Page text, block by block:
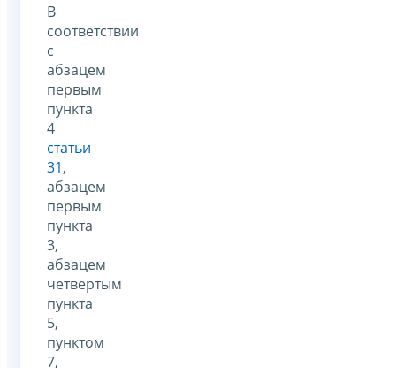
В
соответствии
с
абзацем
первым
пункта
4
статьи
31,
абзацем
первым
пункта
3,
абзацем
четвертым
пункта
5,
пунктом
7,